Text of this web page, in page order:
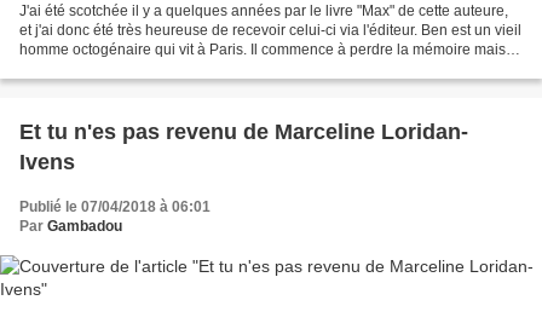
J'ai été scotchée il y a quelques années par le livre "Max" de cette auteure,
et j'ai donc été très heureuse de recevoir celui-ci via l'éditeur. Ben est un vieil
homme octogénaire qui vit à Paris. Il commence à perdre la mémoire mais
Et tu n'es pas revenu de Marceline Loridan-
Ivens
Publié le 07/04/2018 à 06:01
Par Gambadou